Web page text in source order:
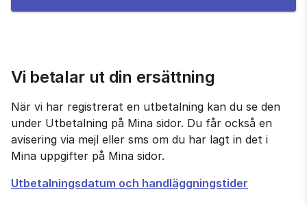
Vi betalar ut din ersättning
När vi har registrerat en utbetalning kan du se den
under Utbetalning på Mina sidor. Du får också en
avisering via mejl eller sms om du har lagt in det i
Mina uppgifter på Mina sidor.
Utbetalningsdatum och handläggningstider